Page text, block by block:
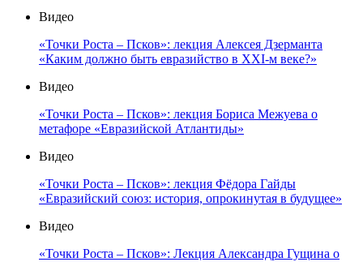
Видео
«Точки Роста – Псков»: лекция Алексея Дзерманта
«Каким должно быть евразийство в XXI-м веке?»
Видео
«Точки Роста – Псков»: лекция Бориса Межуева о
метафоре «Евразийской Атлантиды»
Видео
«Точки Роста – Псков»: лекция Фёдора Гайды
«Евразийский союз: история, опрокинутая в будущее»
Видео
«Точки Роста – Псков»: Лекция Александра Гущина о